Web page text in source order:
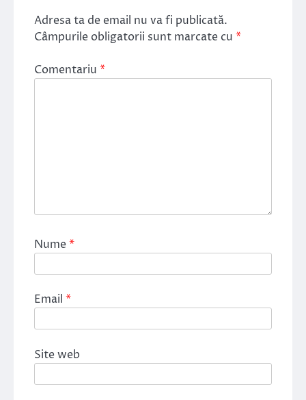
Adresa ta de email nu va fi publicată.
Câmpurile obligatorii sunt marcate cu *
Comentariu *
Nume*
Email *
Site web